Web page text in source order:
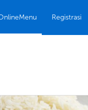
Registrasi